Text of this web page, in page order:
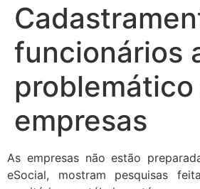
funcionários
problemático
empresas
As empresas não estão
eSocial, mostram pesquisas